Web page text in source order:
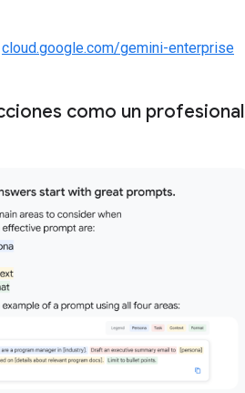
cloud.google.com/gemini-enterprise
como un profesional